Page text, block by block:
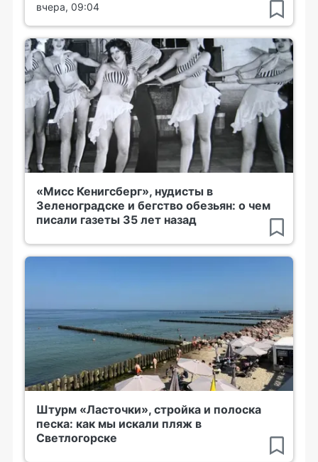
вчера, 09:04
«Мисс Кенигсберг», нудисты в
Зеленоградске и бегство обезьян: о чем
писали газеты 35 лет назад
Штурм «Ласточки», стройка и полоска
песка: как мы искали пляж в
Светлогорске